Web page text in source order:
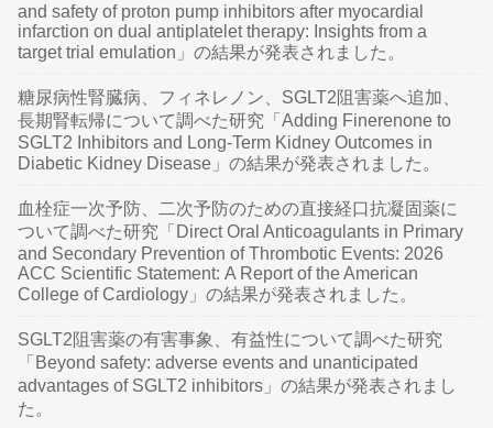
and safety of proton pump inhibitors after myocardial
infarction on dual antiplatelet therapy: Insights from a
target trial emulation」の結果が発表されました。
糖尿病性腎臓病、フィネレノン、SGLT2阻害薬へ追加、
長期腎転帰について調べた研究「Adding Finerenone to
SGLT2 Inhibitors and Long-Term Kidney Outcomes in
Diabetic Kidney Disease」の結果が発表されました。
血栓症一次予防、二次予防のための直接経口抗凝固薬に
ついて調べた研究「Direct Oral Anticoagulants in Primary
and Secondary Prevention of Thrombotic Events: 2026
ACC Scientific Statement: A Report of the American
College of Cardiology」の結果が発表されました。
SGLT2阻害薬の有害事象、有益性について調べた研究
「Beyond safety: adverse events and unanticipated
advantages of SGLT2 inhibitors」の結果が発表されまし
た。